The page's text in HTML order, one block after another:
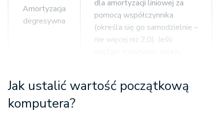
Amortyzacja
degresywna
dla amortyzacji liniowej za
pomocą współczynnika
(określa się go samodzielnie –
nie więcej niż 2,0). Jeśli
Jak ustalić wartość początkową
komputera?